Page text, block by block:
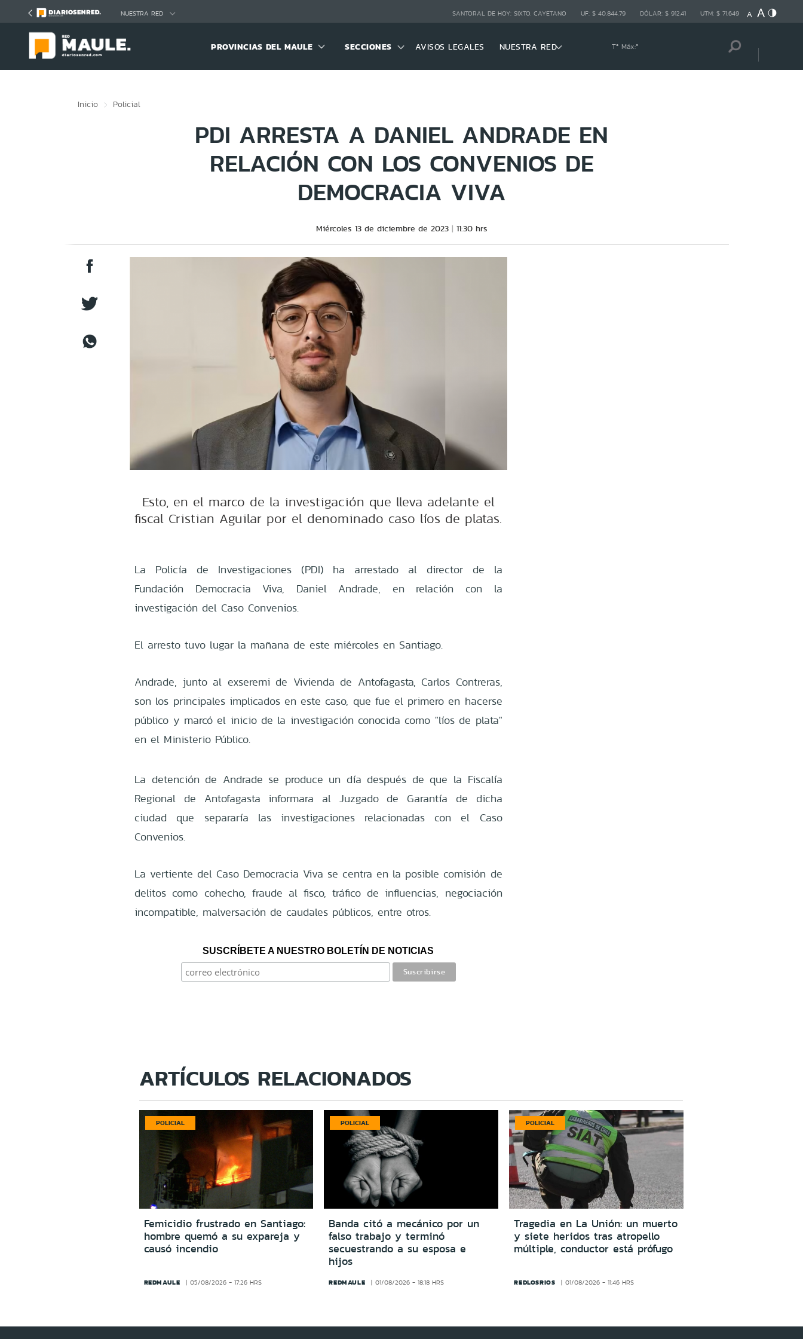
NUESTRA RED SANTORAL DE HOY: SIXTO, CAYETANO UF: $ 40.844,79 DÓLAR: $ 912,41 UTM: $ 71.649
PROVINCIAS DEL MAULE SECCIONES AVISOS LEGALES NUESTRA RED Tª Máx:º
Inicio Policial
PDI ARRESTA A DANIEL ANDRADE EN
RELACIÓN CON LOS CONVENIOS DE
DEMOCRACIA VIVA
Miércoles 13 de diciembre de 2023 11:30 hrs
Esto, en el marco de la investigación que lleva adelante el
fiscal Cristian Aguilar por el denominado caso líos de platas.
La Policía de Investigaciones (PDI) ha arrestado al director de la
Fundación Democracia Viva, Daniel Andrade, en relación con la
investigación del Caso Convenios.
El arresto tuvo lugar la mañana de este miércoles en Santiago.
Andrade, junto al exseremi de Vivienda de Antofagasta, Carlos Contreras,
son los principales implicados en este caso, que fue el primero en hacerse
público y marcó el inicio de la investigación conocida como "líos de plata"
en el Ministerio Público.
La detención de Andrade se produce un día después de que la Fiscalía
Regional de Antofagasta informara al Juzgado de Garantía de dicha
ciudad que separaría las investigaciones relacionadas con el Caso
Convenios.
La vertiente del Caso Democracia Viva se centra en la posible comisión de
delitos como cohecho, fraude al fisco, tráfico de influencias, negociación
incompatible, malversación de caudales públicos, entre otros.
SUSCRÍBETE A NUESTRO BOLETÍN DE NOTICIAS
ARTÍCULOS RELACIONADOS
POLICIAL
Femicidio frustrado en Santiago:
hombre quemó a su expareja y
causó incendio
REDMAULE 05/08/2026 - 17:26 HRS
POLICIAL
Banda citó a mecánico por un
falso trabajo y terminó
secuestrando a su esposa e
hijos
REDMAULE 01/08/2026 - 18:18 HRS
POLICIAL
Tragedia en La Unión: un muerto
y siete heridos tras atropello
múltiple, conductor está prófugo
REDLOSRIOS 01/08/2026 - 11:46 HRS